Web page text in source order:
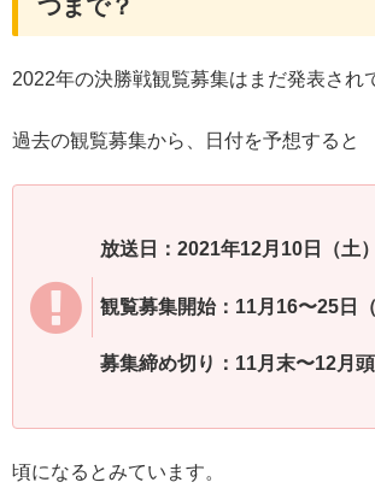
つまで？
2022年の決勝戦観覧募集はまだ発表され
過去の観覧募集から、日付を予想すると
放送日：2021年12月10日（土
観覧募集開始：11月16〜25日（
募集締め切り：11月末〜12月頭
頃になるとみています。